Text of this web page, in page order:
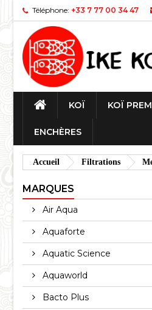
Téléphone: +33 7 77 00 34 47
KOÏ KOÏ
ENCHÈRES
Accueil Filtrations
MARQUES
Air Aqua
Aquaforte
Aquatic Science
Aquaworld
Bacto Plus